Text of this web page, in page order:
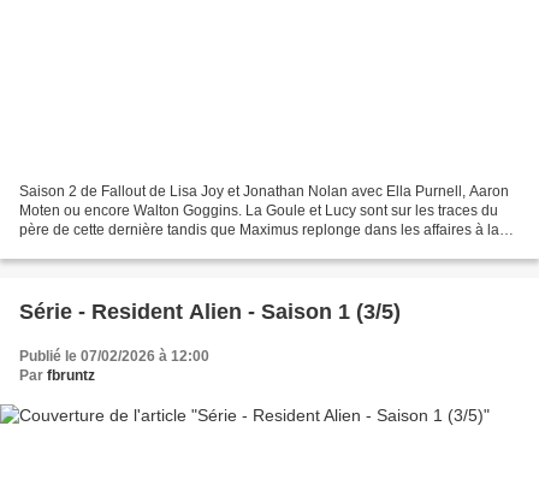
Saison 2 de Fallout de Lisa Joy et Jonathan Nolan avec Ella Purnell, Aaron
Moten ou encore Walton Goggins. La Goule et Lucy sont sur les traces du
père de cette dernière tandis que Maximus replonge dans les affaires à la
Série - Resident Alien - Saison 1 (3/5)
Publié le 07/02/2026 à 12:00
Par fbruntz